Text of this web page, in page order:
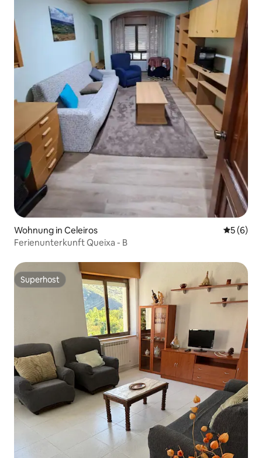
Wohnung in Celeiros
5 (6)
Ferienunterkunft Queixa - B
Superhost
Superhost